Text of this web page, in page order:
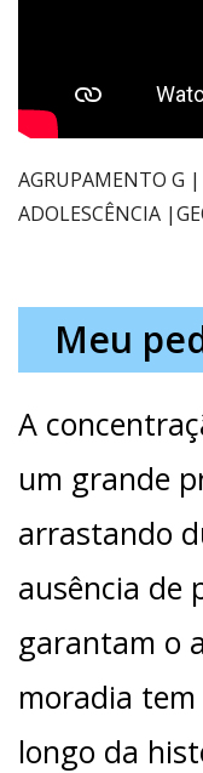
AGRUPAMENTO G
ADOLESCÊNCIA
Meu
A
um grande
arrastando
ausência de
garantam o
moradia
longo da